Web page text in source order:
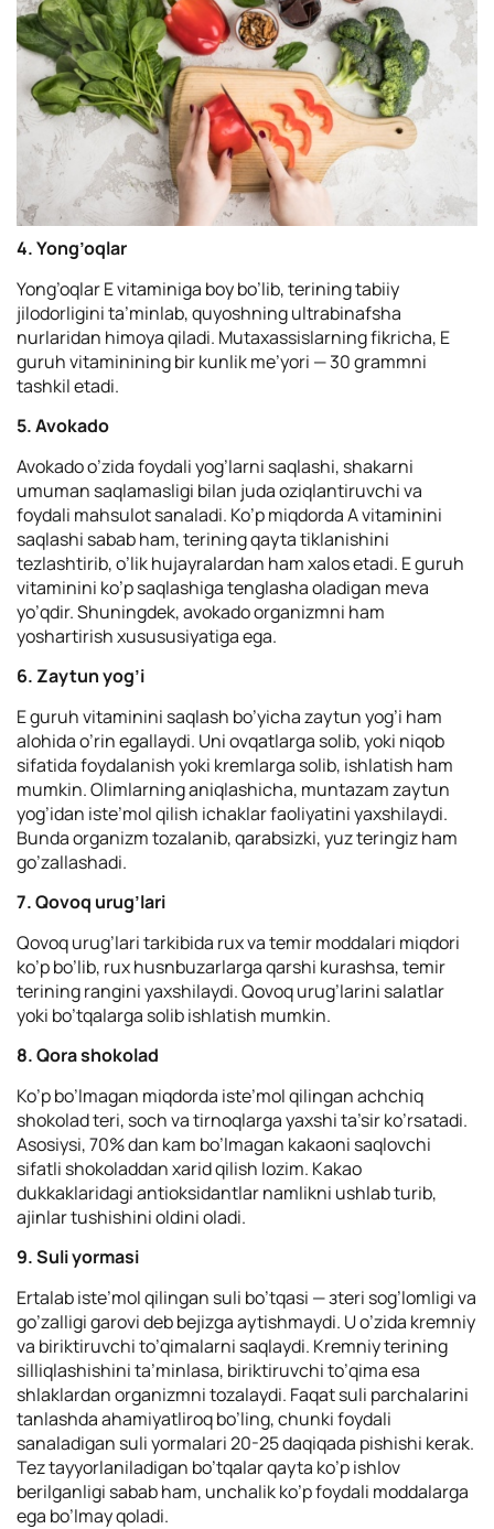
4. Yong’oqlar
Yong’oqlar Е vitaminiga boy bo’lib, terining tabiiy
jilodorligini ta’minlab, quyoshning ultrabinafsha
nurlaridan himoya qiladi. Mutaxassislarning fikricha, E
guruh vitaminining bir kunlik me’yori — 30 grammni
tashkil etadi.
5. Avokado
Avokado o’zida foydali yog’larni saqlashi, shakarni
umuman saqlamasligi bilan juda oziqlantiruvchi va
foydali mahsulot sanaladi. Ko’p miqdorda A vitaminini
saqlashi sabab ham, terining qayta tiklanishini
tezlashtirib, o’lik hujayralardan ham xalos etadi. E guruh
vitaminini ko’p saqlashiga tenglasha oladigan meva
yo’qdir. Shuningdek, avokado organizmni ham
yoshartirish xusususiyatiga ega.
6. Zaytun yog’i
Е guruh vitaminini saqlash bo’yicha zaytun yog’i ham
alohida o’rin egallaydi. Uni ovqatlarga solib, yoki niqob
sifatida foydalanish yoki kremlarga solib, ishlatish ham
mumkin. Olimlarning aniqlashicha, muntazam zaytun
yog’idan iste’mol qilish ichaklar faoliyatini yaxshilaydi.
Bunda organizm tozalanib, qarabsizki, yuz teringiz ham
go’zallashadi.
7. Qovoq urug’lari
Qovoq urug’lari tarkibida rux va temir moddalari miqdori
ko’p bo’lib, rux husnbuzarlarga qarshi kurashsa, temir
terining rangini yaxshilaydi. Qovoq urug’larini salatlar
yoki bo’tqalarga solib ishlatish mumkin.
8. Qora shokolad
Ko’p bo’lmagan miqdorda iste’mol qilingan achchiq
shokolad teri, soch va tirnoqlarga yaxshi ta’sir ko’rsatadi.
Asosiysi, 70% dan kam bo’lmagan kakaoni saqlovchi
sifatli shokoladdan xarid qilish lozim. Kakao
dukkaklaridagi antioksidantlar namlikni ushlab turib,
ajinlar tushishini oldini oladi.
9. Suli yormasi
Ertalab iste’mol qilingan suli bo’tqasi — зteri sog’lomligi va
go’zalligi garovi deb bejizga aytishmaydi. U o’zida kremniy
va biriktiruvchi to’qimalarni saqlaydi. Kremniy terining
silliqlashishini ta’minlasa, biriktiruvchi to’qima esa
shlaklardan organizmni tozalaydi. Faqat suli parchalarini
tanlashda ahamiyatliroq bo’ling, chunki foydali
sanaladigan suli yormalari 20-25 daqiqada pishishi kerak.
Tez tayyorlaniladigan bo’tqalar qayta ko’p ishlov
berilganligi sabab ham, unchalik ko’p foydali moddalarga
ega bo’lmay qoladi.